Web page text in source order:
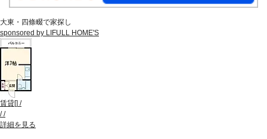
大東・四條畷で家探し
sponsored by LIFULL HOME'S
賃貸[] /
//
詳細を見る